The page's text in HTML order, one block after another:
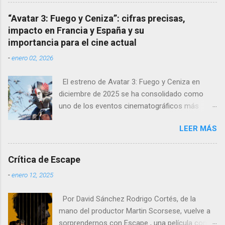
que convence en pantalla. Ambos nos
muestran su fragilidad a pesar de su aspecto,
un viaje por los sueños que pueden alcanzar o
que ya alcanzaron y los miedos de haber
oficial de esta edición, una creación cargada de
emotividad y simbolismo.
“Avatar 3: Fuego y Ceniza”: cifras precisas,
impacto en Francia y España y su
importancia para el cine actual
-enero 02, 2026
El estreno de Avatar 3: Fuego y Ceniza en
diciembre de 2025 se ha consolidado como
uno de los eventos cinematográficos más
saga dirigida por James Cameron ha vuelto a
atraer al gran público a las salas, con cifras de
mercados europeos clave como Francia y
LEER MÁS
Crítica de Escape
-enero 12, 2025
Por David Sánchez Rodrigo Cortés, de la
mano del productor Martin Scorsese, vuelve a
sorprendernos con Escape , una película con